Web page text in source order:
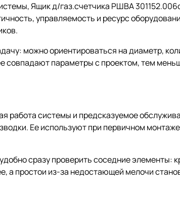
Ящик д/газ.счетчика РШВА
управляемость и ресурс
можно ориентироваться на диаметр,
совпадают параметры с проектом, тем
работа системы и предсказуемое
Ее используют при первичном
сразу проверить соседние элементы:
а простои из-за недостающей мелочи